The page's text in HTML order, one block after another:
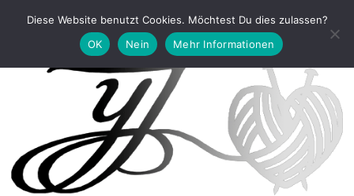
Diese Website benutzt Cookies. Möchtest Du dies zulassen?
OK
Nein Mehr Informationen